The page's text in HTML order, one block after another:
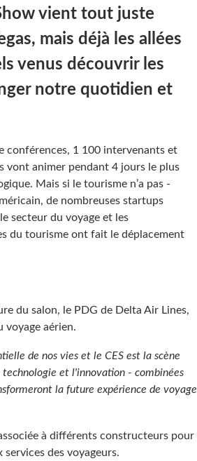
vient tout juste
mais déjà les allées
venus découvrir les
notre quotidien et
conférences, 1 100 intervenants et
vont animer pendant 4 jours le plus
Mais si le tourisme n’a pas -
de nombreuses startups
secteur du voyage et les
du tourisme ont fait le déplacement
du salon, le PDG de Delta Air Lines,
voyage aérien.
de nos vies et le CES est la scène
et l'innovation - combinées
la future expérience de voyage
à différents constructeurs pour
des voyageurs.